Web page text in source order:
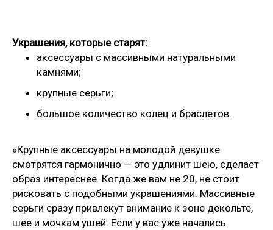
Украшения, которые старят:
аксессуары с массивными натуральными
камнями;
крупные серьги;
большое количество колец и браслетов.
«Крупные аксессуары на молодой девушке
смотрятся гармонично — это удлинит шею, сделает
образ интереснее. Когда же вам не 20, не стоит
рисковать с подобными украшениями. Массивные
серьги сразу привлекут внимание к зоне декольте,
шее и мочкам ушей. Если у вас уже начались